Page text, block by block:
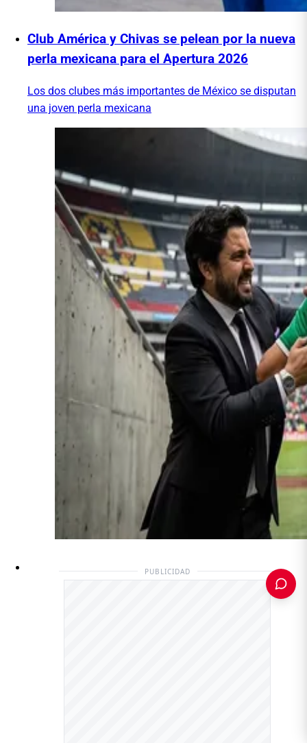
Club América y Chivas se pelean por la nueva
perla mexicana para el Apertura 2026
Los dos clubes más importantes de México se disputan
una joven perla mexicana
PUBLICIDAD